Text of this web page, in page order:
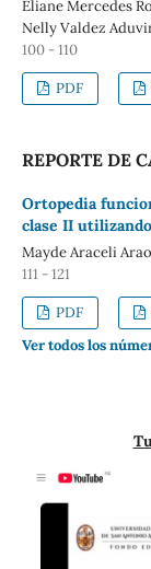
Eliane Mercedes
Nelly Valdez
100 - 110
PDF
REPORTE DE
Ortopedia
clase II
Mayde Araceli
111 - 121
PDF
Ver todos los